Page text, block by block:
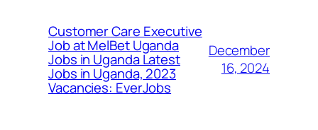
Customer Care Executive
Job at MelBet Uganda
Jobs in Uganda Latest
Jobs in Uganda, 2023
Vacancies: EverJobs
December
16, 2024